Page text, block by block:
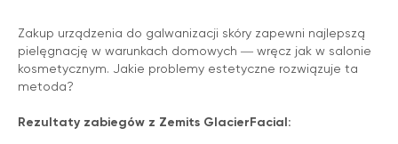
Zakup urządzenia do galwanizacji skóry zapewni najlepszą
pielęgnację w warunkach domowych ― wręcz jak w salonie
kosmetycznym. Jakie problemy estetyczne rozwiązuje ta
metoda?
Rezultaty zabiegów z Zemits GlacierFacial: